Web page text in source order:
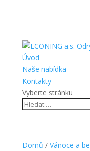
Úvod
Naše nabídka
Kontakty
Vyberte stránku
Domů / Vánoce a